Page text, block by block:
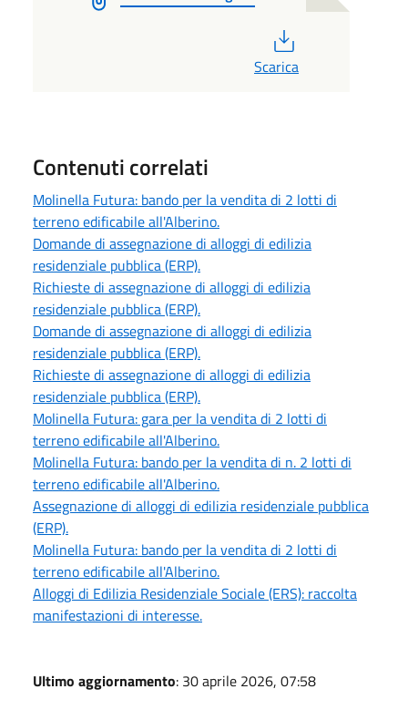
Scarica
Contenuti correlati
Molinella Futura: bando per la vendita di 2 lotti di
terreno edificabile all'Alberino.
Domande di assegnazione di alloggi di edilizia
residenziale pubblica (ERP).
Richieste di assegnazione di alloggi di edilizia
residenziale pubblica (ERP).
Domande di assegnazione di alloggi di edilizia
residenziale pubblica (ERP).
Richieste di assegnazione di alloggi di edilizia
residenziale pubblica (ERP).
Molinella Futura: gara per la vendita di 2 lotti di
terreno edificabile all'Alberino.
Molinella Futura: bando per la vendita di n. 2 lotti di
terreno edificabile all'Alberino.
Assegnazione di alloggi di edilizia residenziale pubblica
(ERP).
Molinella Futura: bando per la vendita di 2 lotti di
terreno edificabile all'Alberino.
Alloggi di Edilizia Residenziale Sociale (ERS): raccolta
manifestazioni di interesse.
Ultimo aggiornamento: 30 aprile 2026, 07:58